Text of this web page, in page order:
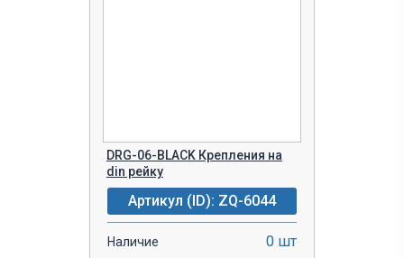
DRG-06-BLACK Крепления на
din рейку
Артикул (ID): ZQ-6044
Наличие 0 шт